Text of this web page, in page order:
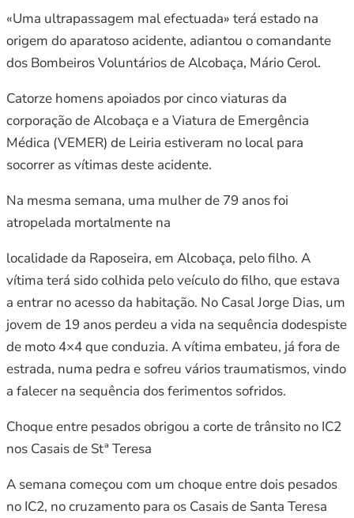
«Uma ultrapassagem mal efectuada» terá estado na
origem do aparatoso acidente, adiantou o comandante
dos Bombeiros Voluntários de Alcobaça, Mário Cerol.
Catorze homens apoiados por cinco viaturas da
corporação de Alcobaça e a Viatura de Emergência
Médica (VEMER) de Leiria estiveram no local para
socorrer as vítimas deste acidente.
Na mesma semana, uma mulher de 79 anos foi
atropelada mortalmente na
localidade da Raposeira, em Alcobaça, pelo filho. A
vítima terá sido colhida pelo veículo do filho, que estava
a entrar no acesso da habitação. No Casal Jorge Dias, um
jovem de 19 anos perdeu a vida na sequência dodespiste
de moto 4×4 que conduzia. A vítima embateu, já fora de
estrada, numa pedra e sofreu vários traumatismos, vindo
a falecer na sequência dos ferimentos sofridos.
Choque entre pesados obrigou a corte de trânsito no IC2
nos Casais de Stª Teresa
A semana começou com um choque entre dois pesados
no IC2, no cruzamento para os Casais de Santa Teresa